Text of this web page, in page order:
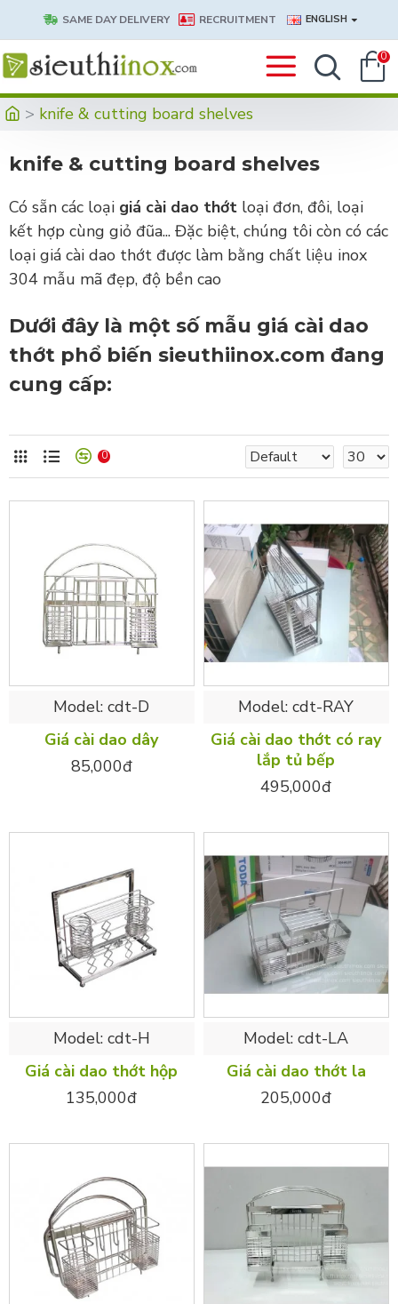
SAME DAY DELIVERY RECRUITMENT ENGLISH
0
knife & cutting board shelves
knife & cutting board shelves
Có sẵn các loại giá cài dao thớt loại đơn, đôi, loại
kết hợp cùng giỏ đũa... Đặc biệt, chúng tôi còn có các
loại giá cài dao thớt được làm bằng chất liệu inox
304 mẫu mã đẹp, độ bền cao
Dưới đây là một số mẫu giá cài dao
thớt phổ biến sieuthiinox.com đang
cung cấp:
0
Model: cdt-D
Giá cài dao dây
85,000đ
Model: cdt-RAY
Giá cài dao thớt có ray
lắp tủ bếp
495,000đ
Model: cdt-H
Giá cài dao thớt hộp
135,000đ
Model: cdt-LA
Giá cài dao thớt la
205,000đ